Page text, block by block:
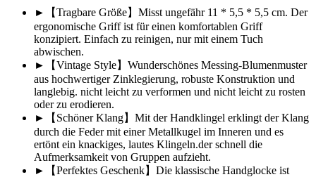
►【Tragbare Größe】Misst ungefähr 11 * 5,5 * 5,5 cm. Der
ergonomische Griff ist für einen komfortablen Griff
konzipiert. Einfach zu reinigen, nur mit einem Tuch
abwischen.
►【Vintage Style】Wunderschönes Messing-Blumenmuster
aus hochwertiger Zinklegierung, robuste Konstruktion und
langlebig. nicht leicht zu verformen und nicht leicht zu rosten
oder zu erodieren.
►【Schöner Klang】Mit der Handklingel erklingt der Klang
durch die Feder mit einer Metallkugel im Inneren und es
ertönt ein knackiges, lautes Klingeln.der schnell die
Aufmerksamkeit von Gruppen aufzieht.
►【Perfektes Geschenk】Die klassische Handglocke ist